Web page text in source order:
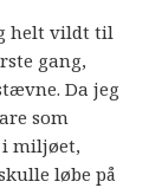
helt vildt til
gang,
Da jeg
som
miljøet,
løbe på